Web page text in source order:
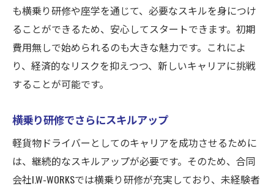
も横乗り研修や座学を通じて、必要なスキルを身につけ
ることができるため、安心してスタートできます。初期
費用無しで始められるのも大きな魅力です。これによ
り、経済的なリスクを抑えつつ、新しいキャリアに挑戦
することが可能です。
横乗り研修でさらにスキルアップ
軽貨物ドライバーとしてのキャリアを成功させるために
は、継続的なスキルアップが必要です。そのため、合同
会社I.W-WORKSでは横乗り研修が充実しており、未経験者